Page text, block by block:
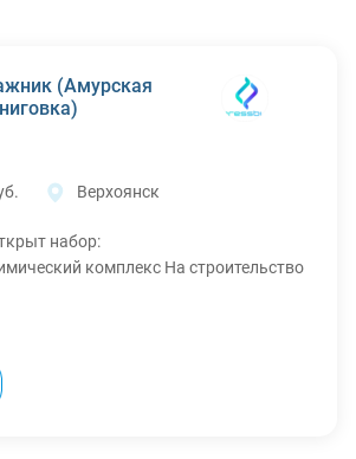
(Амурская
Верхоянск
набор:
комплекс На строительство
силовик 4р (500 в час) - 168.000 р/
силовик 5р (550 в час) - 180.000 р/